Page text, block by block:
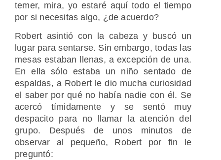
temer, mira, yo estaré aquí todo el tiempo
por si necesitas algo, ¿de acuerdo?
Robert asintió con la cabeza y buscó un
lugar para sentarse. Sin embargo, todas las
mesas estaban llenas, a excepción de una.
En ella sólo estaba un niño sentado de
espaldas, a Robert le dio mucha curiosidad
el saber por qué no había nadie con él. Se
acercó tímidamente y se sentó muy
despacito para no llamar la atención del
grupo. Después de unos minutos de
observar al pequeño, Robert por fin le
preguntó: